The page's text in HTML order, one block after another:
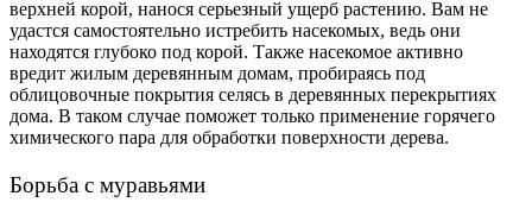
верхней корой, нанося серьезный ущерб растению. Вам не
удастся самостоятельно истребить насекомых, ведь они
находятся глубоко под корой. Также насекомое активно
вредит жилым деревянным домам, пробираясь под
облицовочные покрытия селясь в деревянных перекрытиях
дома. В таком случае поможет только применение горячего
химического пара для обработки поверхности дерева.
Борьба с муравьями